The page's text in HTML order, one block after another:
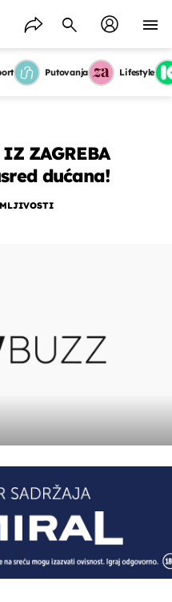
Putovanja Lifestyle
ZAGREBA
dućana!